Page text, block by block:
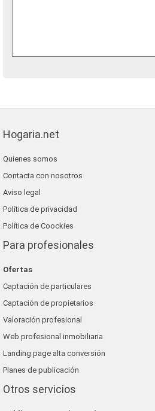
Hogaria.net
Quienes somos
Contacta con nosotros
Aviso legal
Política de privacidad
Política de Coockies
Para profesionales
Ofertas
Captación de particulares
Captación de propietarios
Valoración profesional
Web profesional inmobiliaria
Landing page alta conversión
Planes de publicación
Otros servicios